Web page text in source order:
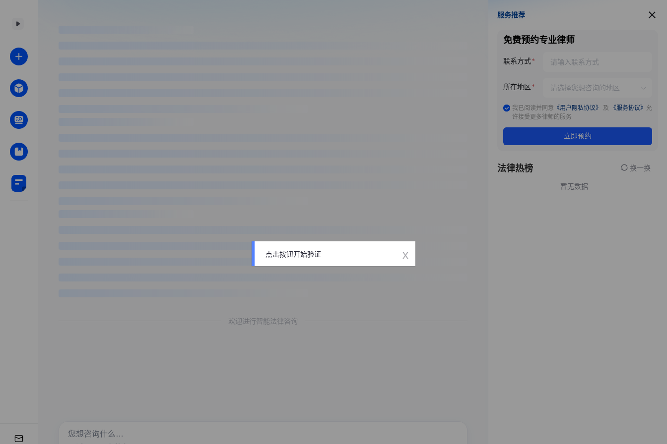
欢迎进行智能法律咨询
服务推荐
服务推荐
免费预约专业律师
联系方式
所在地区
我已阅读并同意 《用户隐私协议》 及 《服务协议》 允
许接受更多律师的服务
立即预约
法律热榜 换一换
暂无数据
点击按钮开始验证 x